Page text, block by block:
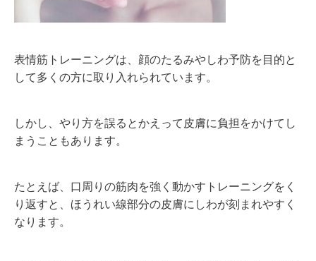
表情筋トレーニングは、顔のたるみやしわ予防を目的と
して多くの方に取り入れられています。
しかし、やり方を誤るとかえって皮膚に負担をかけてし
まうこともあります。
たとえば、口周りの筋肉を強く動かすトレーニングをく
り返すと、ほうれい線部分の皮膚にしわが刻まれやすく
なります。